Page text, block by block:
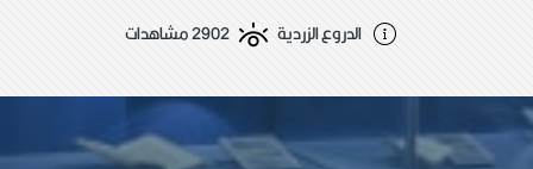
الدروع الزردية
2902 مشاهدات